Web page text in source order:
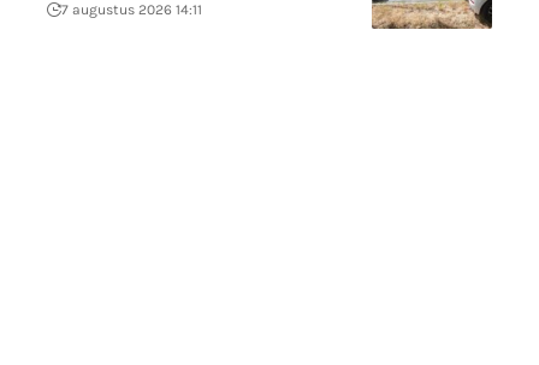
7 augustus 2026 14:11